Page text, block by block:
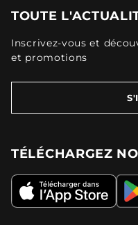
TOUTE
Inscrivez-vous et
et promotions
TÉLÉCHARGEZ